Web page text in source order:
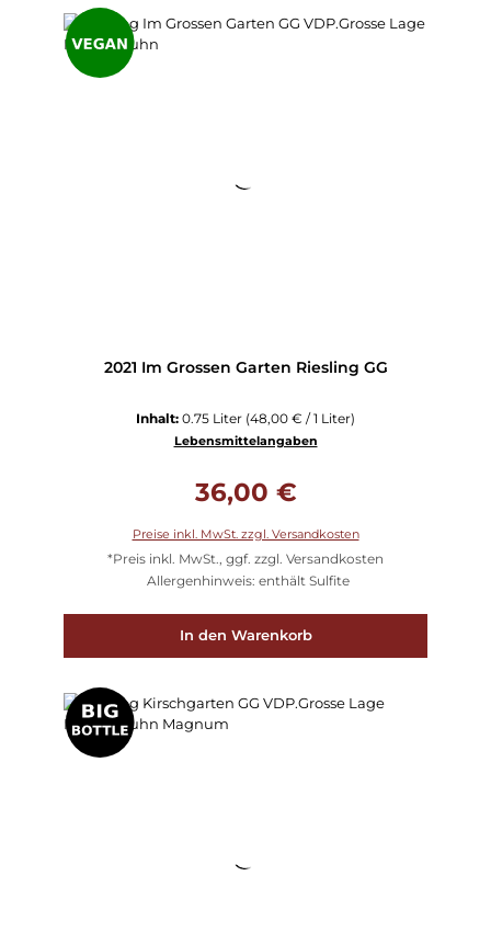
2021 Im Grossen Garten Riesling GG
Inhalt: 0.75 Liter (48,00 € / 1 Liter)
Lebensmittelangaben
36,00 €
Preise inkl. MwSt. zzgl. Versandkosten
*Preis inkl. MwSt., ggf. zzgl. Versandkosten
Allergenhinweis: enthält Sulfite
In den Warenkorb